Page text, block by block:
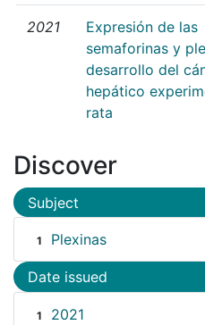
2021
Expresión de las
semaforinas y
desarrollo del
hepático
rata
Discover
Subject
1 Plexinas
Date issued
1 2021